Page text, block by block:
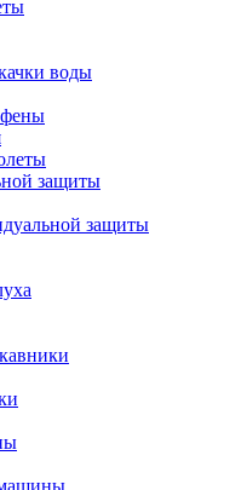
воды
защиты
защиты